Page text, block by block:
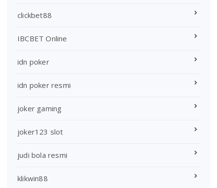
clickbet88
IBCBET Online
idn poker
idn poker resmi
joker gaming
joker123 slot
judi bola resmi
klikwin88